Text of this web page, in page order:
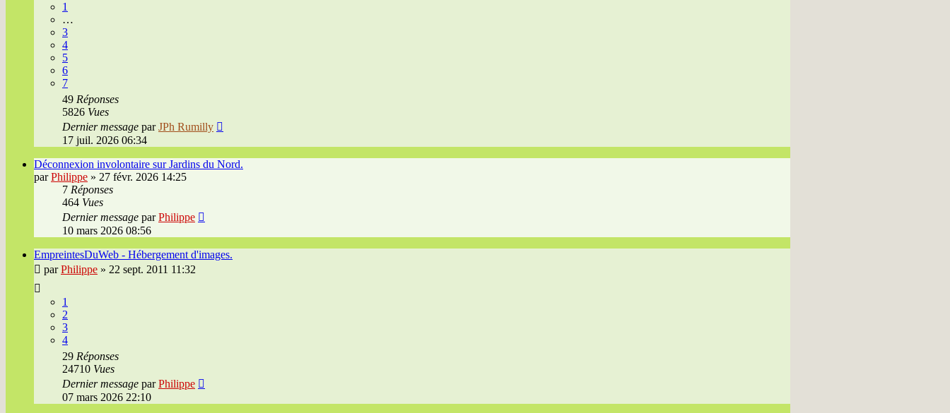
1
…
3
4
5
6
7
49 Réponses
5826 Vues
Dernier message parJPh Rumilly
17 juil. 2026 06:34
Déconnexion involontaire sur Jardins du Nord.
parPhilippe » 27 févr. 2026 14:25
7 Réponses
464 Vues
Dernier message parPhilippe
10 mars 2026 08:56
EmpreintesDuWeb - Hébergement d'images.
parPhilippe » 22 sept. 2011 11:32
1
2
3
4
29 Réponses
24710 Vues
Dernier message parPhilippe
07 mars 2026 22:10